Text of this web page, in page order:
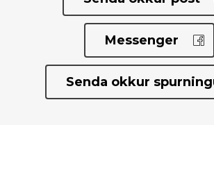
Messenger
Senda okkur